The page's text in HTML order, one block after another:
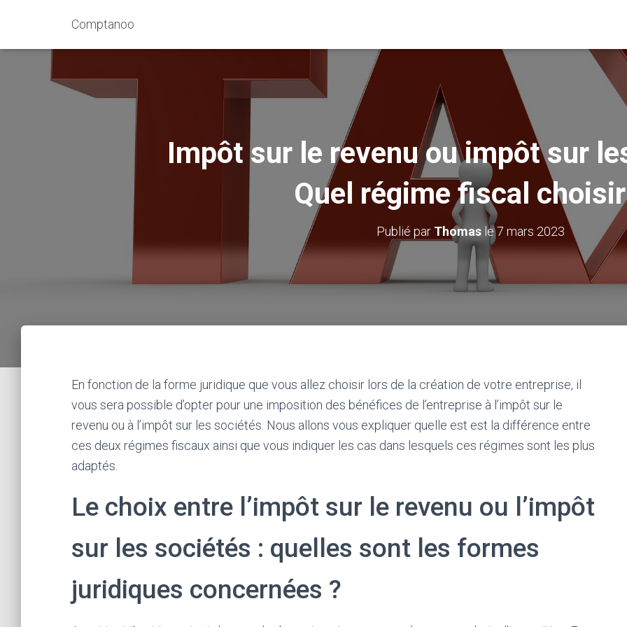
Comptanoo
Impôt sur le revenu ou impôt sur
Quel régime fiscal
Publié par Thomasle7 mars 2023
En fonction de la forme juridique que vous allez choisir lors de la création de votre entreprise, il
vous sera possible d’opter pour une imposition des bénéfices de l’entreprise à l’impôt sur le
revenu ou à l’impôt sur les sociétés. Nous allons vous expliquer quelle est est la différence entre
ces deux régimes fiscaux ainsi que vous indiquer les cas dans lesquels ces régimes sont les plus
adaptés.
Le choix entre l’impôt sur le revenu ou l’impôt
sur les sociétés : quelles sont les formes
juridiques concernées ?